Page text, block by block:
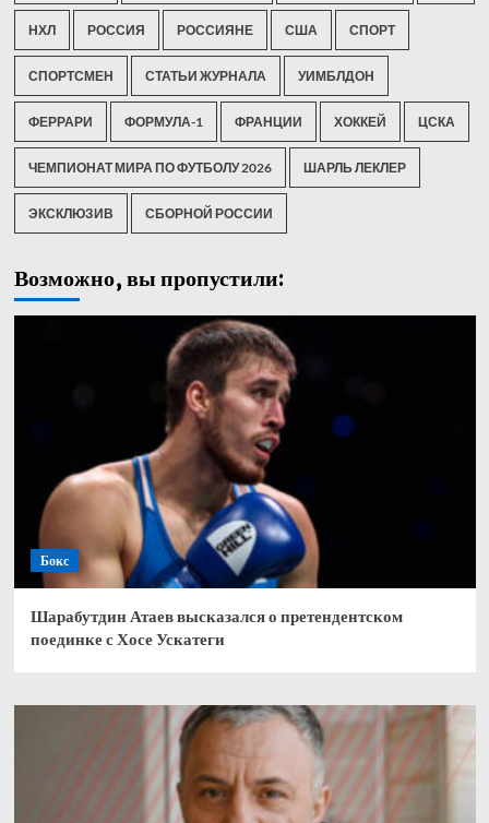
НХЛ РОССИЯ РОССИЯНЕ США СПОРТ
СПОРТСМЕН СТАТЬИ ЖУРНАЛА УИМБЛДОН
ФЕРРАРИ ФОРМУЛА-1 ФРАНЦИИ ХОККЕЙ ЦСКА
ЧЕМПИОНАТ МИРА ПО ФУТБОЛУ 2026 ШАРЛЬ ЛЕКЛЕР
ЭКСКЛЮЗИВ СБОРНОЙ РОССИИ
Возможно, вы пропустили:
Бокс
Шарабутдин Атаев высказался о претендентском
поединке с Хосе Ускатеги